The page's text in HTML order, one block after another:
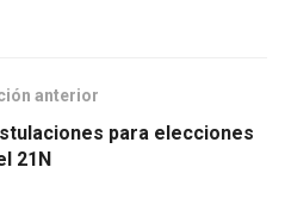
anterior
para elecciones
21N